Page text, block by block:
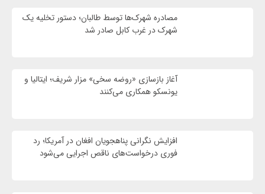
مصادره شهرک‌ها توسط طالبان؛ دستور تخلیه یک
شهرک در غرب کابل صادر شد
آغاز بازسازی «روضه سخی» مزار شریف؛ ایتالیا و
یونسکو همکاری می‌کنند
افزایش نگرانی پناهجویان افغان در آمریکا؛ رد
فوری درخواست‌های ناقص اجرایی می‌شود